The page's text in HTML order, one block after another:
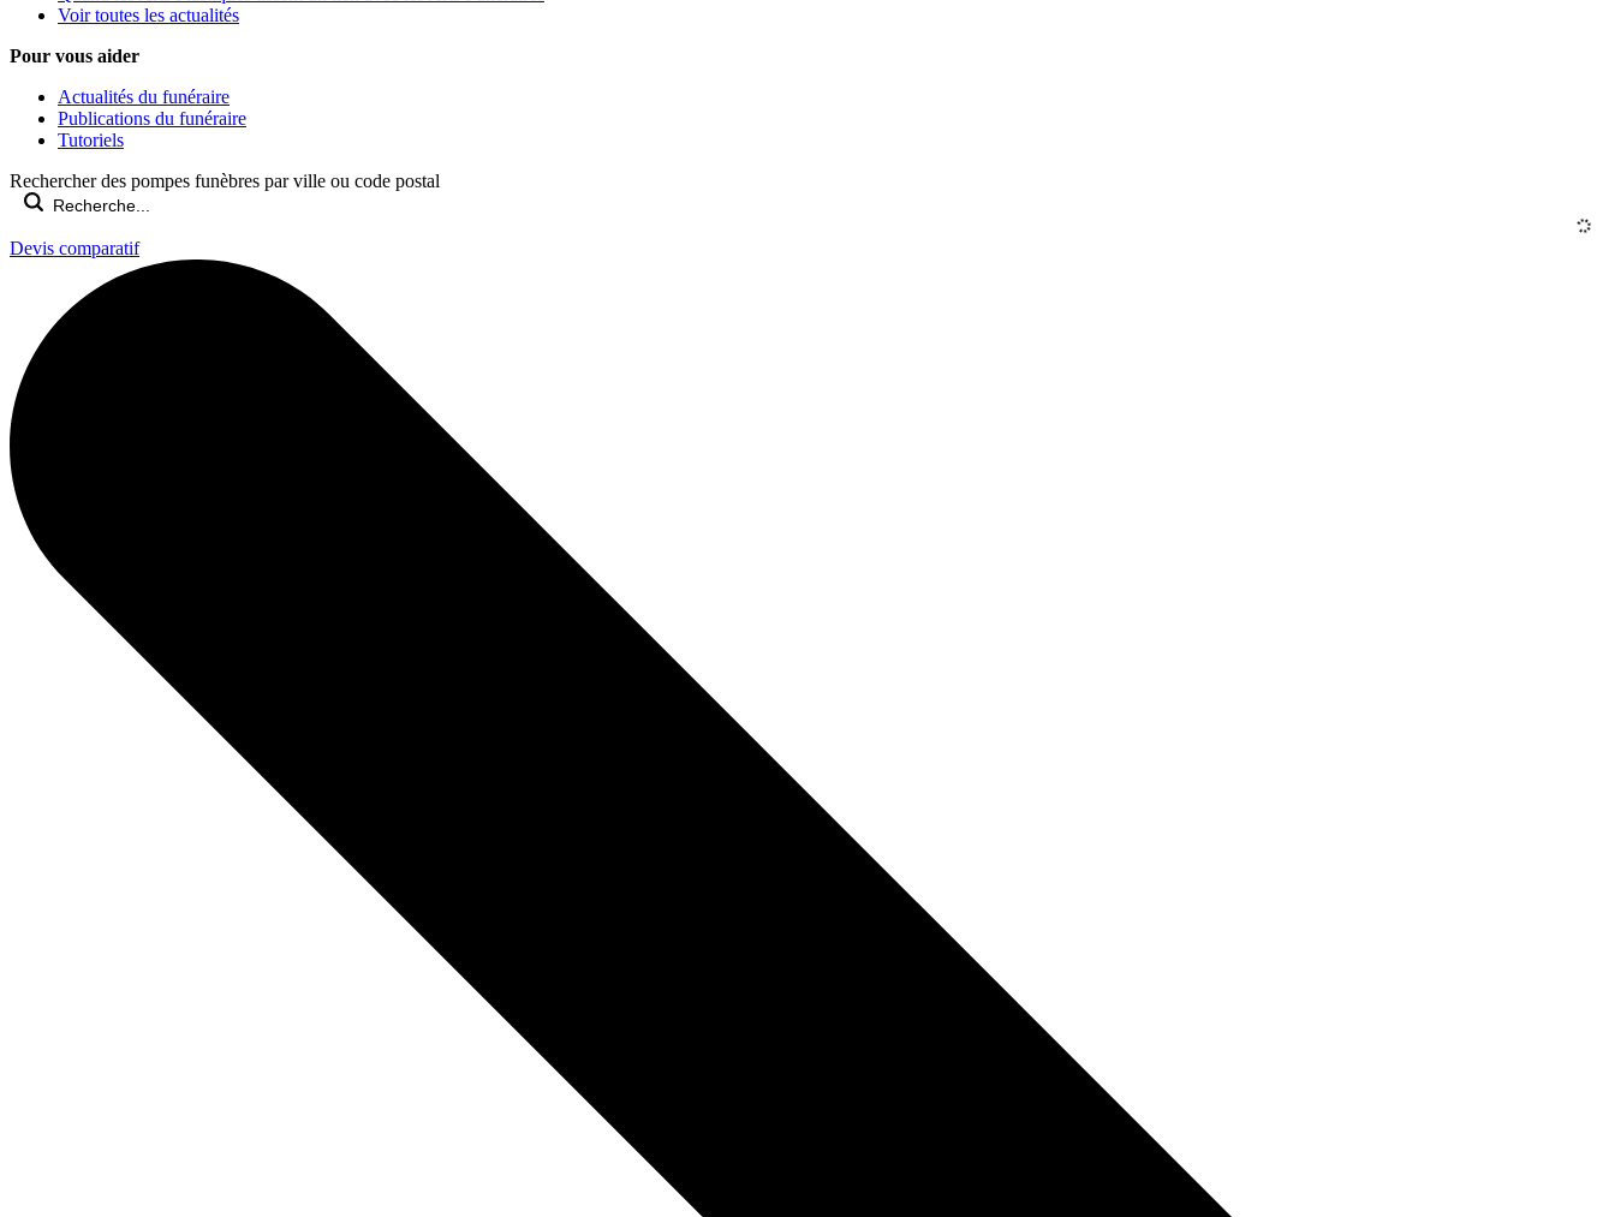
Voir toutes les actualités
Pour vous aider
Actualités du funéraire
Publications du funéraire
Tutoriels
Rechercher des pompes funèbres par ville ou code postal
Devis comparatif